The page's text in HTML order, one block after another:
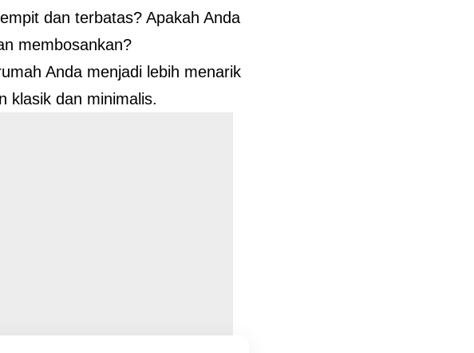
dan terbatas? Apakah Anda
membosankan?
Anda menjadi lebih menarik
klasik dan minimalis.